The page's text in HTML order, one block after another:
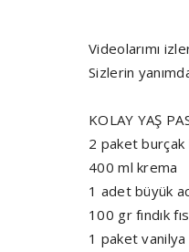
Videolarımı
Sizlerin
KOLAY YAŞ
2 paket burçak
400 ml krema
1 adet büyük
100 gr fındık
1 paket vanilya